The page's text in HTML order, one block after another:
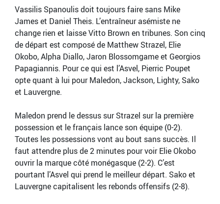
Vassilis Spanoulis doit toujours faire sans Mike
James et Daniel Theis. L’entraîneur asémiste ne
change rien et laisse Vitto Brown en tribunes. Son cinq
de départ est composé de Matthew Strazel, Elie
Okobo, Alpha Diallo, Jaron Blossomgame et Georgios
Papagiannis. Pour ce qui est l’Asvel, Pierric Poupet
opte quant à lui pour Maledon, Jackson, Lighty, Sako
et Lauvergne.
Maledon prend le dessus sur Strazel sur la première
possession et le français lance son équipe (0-2).
Toutes les possessions vont au bout sans succès. Il
faut attendre plus de 2 minutes pour voir Elie Okobo
ouvrir la marque côté monégasque (2-2). C’est
pourtant l’Asvel qui prend le meilleur départ. Sako et
Lauvergne capitalisent les rebonds offensifs (2-8).